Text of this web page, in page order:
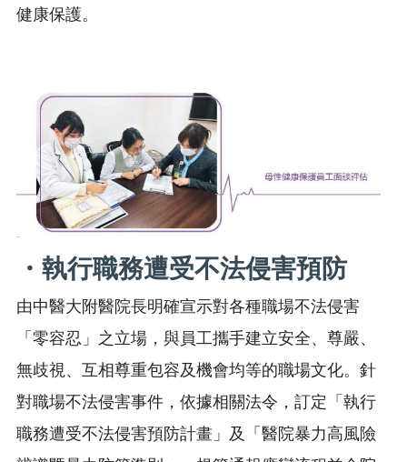
健康保護。
・執行職務遭受不法侵害預防
由中醫大附醫院長明確宣示對各種職場不法侵害
「零容忍」之立場，與員工攜手建立安全、尊嚴、
無歧視、互相尊重包容及機會均等的職場文化。針
對職場不法侵害事件，依據相關法令，訂定「執行
職務遭受不法侵害預防計畫」及「醫院暴力高風險